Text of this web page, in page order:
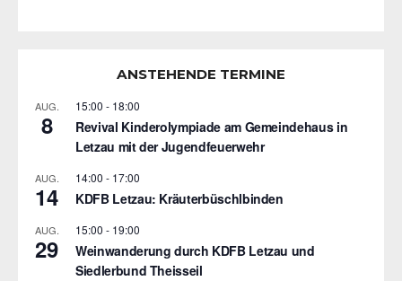
ANSTEHENDE TERMINE
AUG.
8
15:00 - 18:00
Revival Kinderolympiade am Gemeindehaus in
Letzau mit der Jugendfeuerwehr
AUG.
14
14:00 - 17:00
KDFB Letzau: Kräuterbüschlbinden
AUG.
29
15:00 - 19:00
Weinwanderung durch KDFB Letzau und
Siedlerbund Theisseil